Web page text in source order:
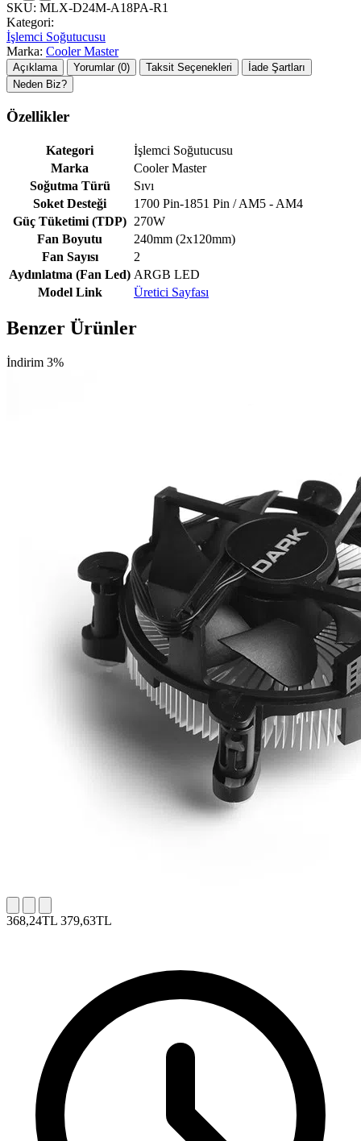
SKU: MLX-D24M-A18PA-R1
Kategori:
İşlemci Soğutucusu
Marka: Cooler Master
Açıklama Yorumlar (0) Taksit Seçenekleri
İade Şartları
Neden Biz?
Özellikler
Kategori
İşlemci Soğutucusu
Marka
Cooler Master
Soğutma Türü
Sıvı
Soket Desteği
1700 Pin-1851 Pin / AM5 - AM4
Güç Tüketimi (TDP) 270W
Fan Boyutu
240mm (2x120mm)
Fan Sayısı
2
Aydınlatma (Fan Led) ARGB LED
Model Link
Üretici Sayfası
Benzer Ürünler
İndirim 3%
368,24TL 379,63TL